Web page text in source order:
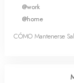
@work
@home
CÓMO Mantenerse